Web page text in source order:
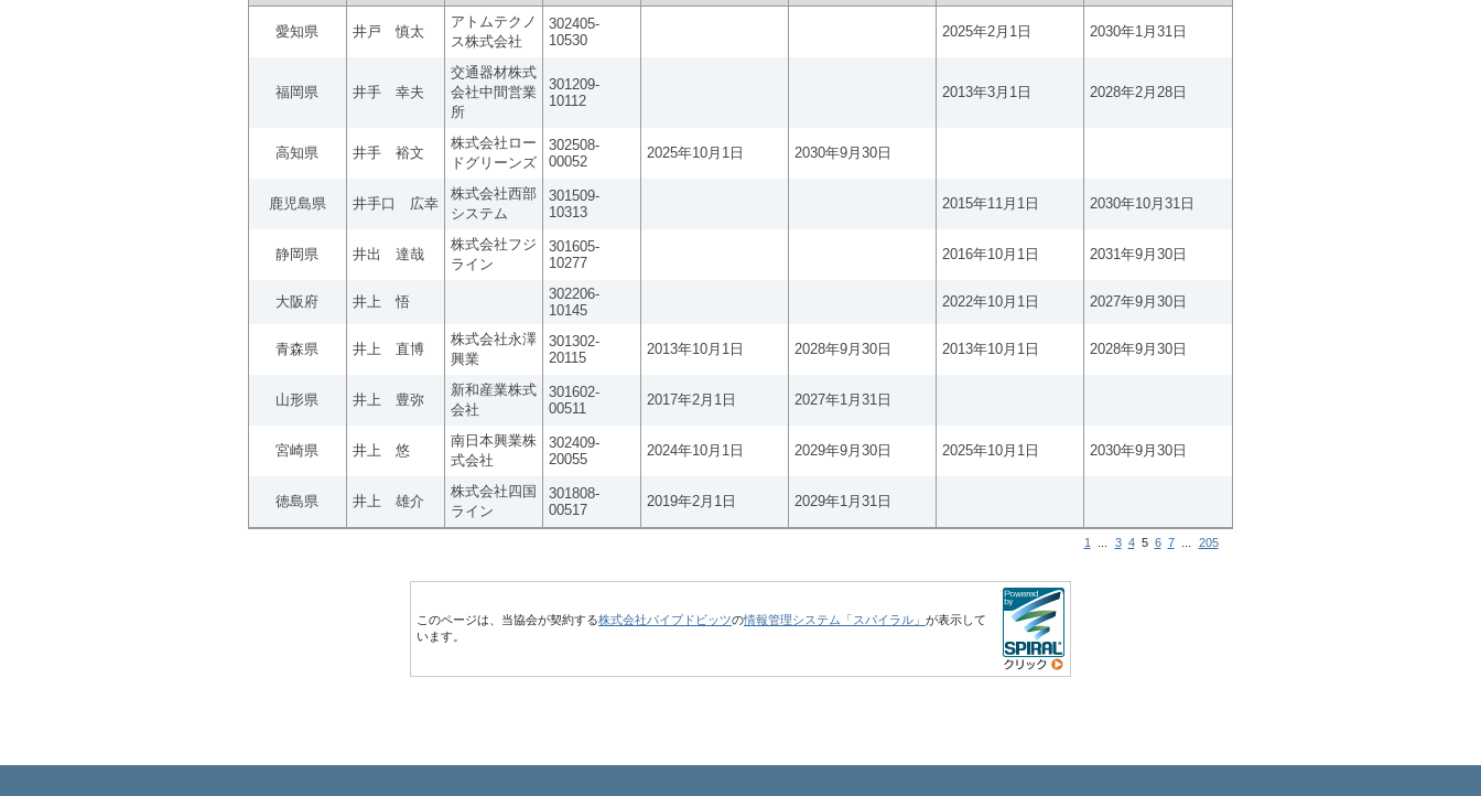
愛知県 井戸 慎太
アトムテクノ
ス株式会社
302405-
10530
2025年2月1日 2030年1月31日
福岡県 井手 幸夫
交通器材株式
会社中間営業
所
301209-
10112
2013年3月1日 2028年2月28日
高知県 井手 裕文
株式会社ロー
ドグリーンズ
302508-
00052
2025年10月1日 2030年9月30日
鹿児島県 井手口 広幸
株式会社西部
システム
301509-
10313
2015年11月1日 2030年10月31日
静岡県 井出 達哉
株式会社フジ
ライン
301605-
10277
2016年10月1日 2031年9月30日
大阪府 井上 悟
302206-
10145
2022年10月1日 2027年9月30日
青森県 井上 直博
株式会社永澤
興業
301302-
20115
2013年10月1日 2028年9月30日 2013年10月1日 2028年9月30日
山形県 井上 豊弥
新和産業株式
会社
301602-
00511
2017年2月1日 2027年1月31日
宮崎県 井上 悠
南日本興業株
式会社
302409-
20055
2024年10月1日 2029年9月30日 2025年10月1日 2030年9月30日
徳島県 井上 雄介
株式会社四国
ライン
301808-
00517
2019年2月1日 2029年1月31日
1 3 4 5 6 7 205
このページは、当協会が契約する株式会社パイプドビッツの情報管理システム「スパイラル」 が表示して
います。